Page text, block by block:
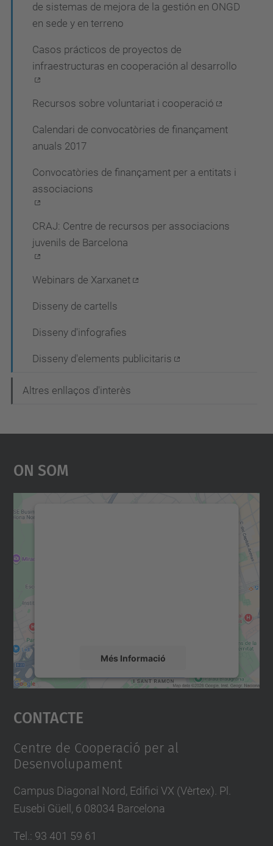
de sistemas de mejora de la gestión en ONGD
en sede y en terreno
Casos prácticos de proyectos de
infraestructuras en cooperación al desarrollo
Recursos sobre voluntariat i cooperació
Calendari de convocatòries de finançament
anuals 2017
Convocatòries de finançament per a entitats i
associacions
CRAJ: Centre de recursos per associacions
juvenils de Barcelona
Webinars de Xarxanet
Disseny de cartells
Disseny d'infografies
Disseny d'elements publicitaris
Altres enllaços d'interès
On Som
Més Informació
Accepta
powered by
Contacte
Centre de Cooperació per al
Desenvolupament
Campus Diagonal Nord, Edifici VX (Vèrtex). Pl.
Eusebi Güell, 6 08034 Barcelona
Tel. : 93 401 59 61